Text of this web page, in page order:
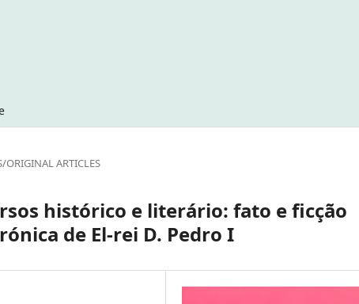
ORIGINAL ARTICLES
histórico e literário: fato e ficção
de El-rei D. Pedro I